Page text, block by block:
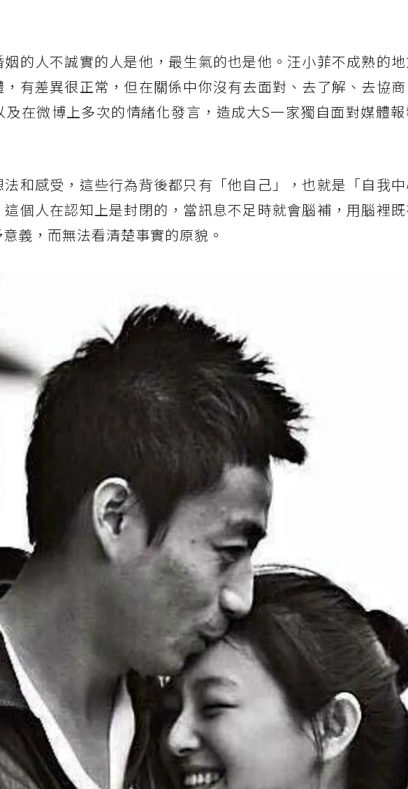
的人不誠實的人是他，最生氣的也是他。汪小菲不成熟的
有差異很正常，但在關係中你沒有去面對、去了解、去協
及在微博上多次的情緒化發言，造成大S一家獨自面對媒體
和感受，這些行為背後都只有「他自己」，也就是「自我
個人在認知上是封閉的，當訊息不足時就會腦補，用腦裡
義，而無法看清楚事實的原貌。